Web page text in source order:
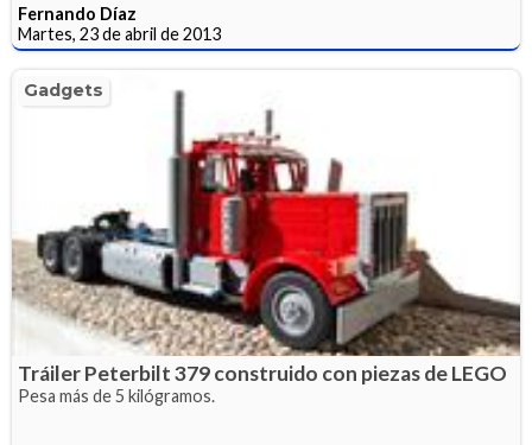
Fernando Díaz
Martes, 23 de abril de 2013
Gadgets
Tráiler Peterbilt 379 construido con piezas de LEGO
Pesa más de 5 kilógramos.